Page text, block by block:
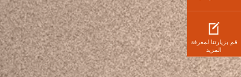
قم بزيارتنا لمعرفة
المزيد